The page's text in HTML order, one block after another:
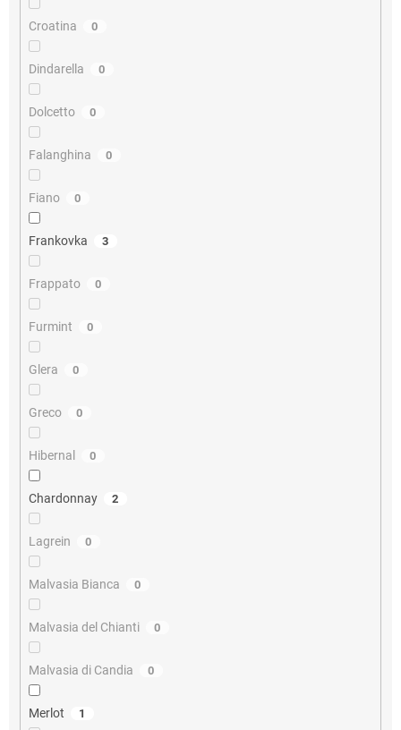
Croatina 0
Dindarella 0
Dolcetto 0
Falanghina 0
Fiano 0
Frankovka 3
Frappato 0
Furmint 0
Glera 0
Greco 0
Hibernal 0
Chardonnay 2
Lagrein 0
Malvasia Bianca 0
Malvasia del Chianti 0
Malvasia di Candia 0
Merlot 1